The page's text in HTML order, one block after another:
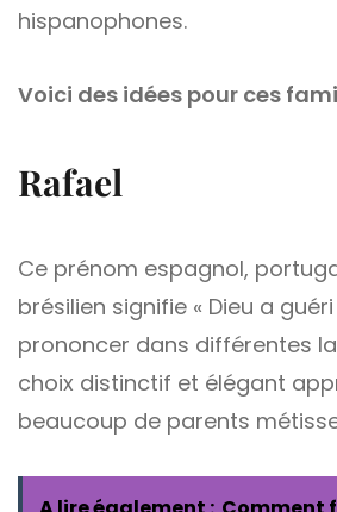
hispanophones.
Voici des idées pour ces
Rafael
Ce prénom espagnol,
brésilien signifie « Dieu a guéri
prononcer dans différentes
choix distinctif et élégant
beaucoup de parents